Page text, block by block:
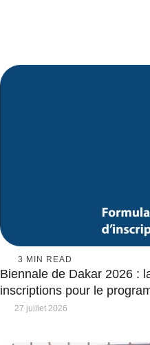
3 MIN READ
Biennale de Dakar 2026 :
inscriptions pour le
27 juillet 2026